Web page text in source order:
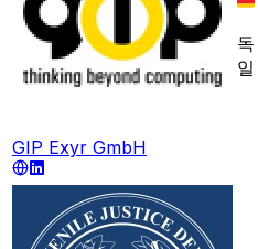
GIP Exyr GmbH
독
일